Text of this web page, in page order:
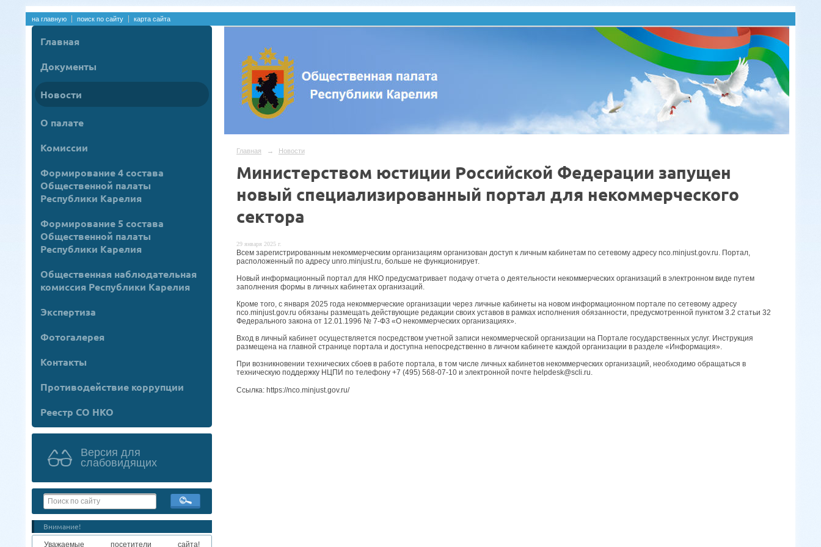
на главную поиск по сайту карта сайта
Главная
Документы
Новости
О палате
Комиссии
Формирование 4 состава
Общественной палаты
Республики Карелия
Формирование 5 состава
Общественной палаты
Республики Карелия
Общественная наблюдательная
комиссия Республики Карелия
Экспертиза
Фотогалерея
Контакты
Противодействие коррупции
Реестр СО НКО
Версия для
слабовидящих
Внимание!
Уважаемые посетители сайта!
Главная → Новости
Министерством юстиции Российской Федерации запущен
новый специализированный портал для некоммерческого
сектора
29 января 2025 г.
Всем зарегистрированным некоммерческим организациям организован доступ к личным кабинетам по сетевому адресу nco.minjust.gov.ru. Портал,
расположенный по адресу unro.minjust.ru, больше не функционирует.
Новый информационный портал для НКО предусматривает подачу отчета о деятельности некоммерческих организаций в электронном виде путем
заполнения формы в личных кабинетах организаций.
Кроме того, с января 2025 года некоммерческие организации через личные кабинеты на новом информационном портале по сетевому адресу
nco.minjust.gov.ru обязаны размещать действующие редакции своих уставов в рамках исполнения обязанности, предусмотренной пунктом 3.2 статьи 32
Федерального закона от 12.01.1996 № 7-ФЗ «О некоммерческих организациях».
Вход в личный кабинет осуществляется посредством учетной записи некоммерческой организации на Портале государственных услуг. Инструкция
размещена на главной странице портала и доступна непосредственно в личном кабинете каждой организации в разделе «Информация».
При возникновении технических сбоев в работе портала, в том числе личных кабинетов некоммерческих организаций, необходимо обращаться в
техническую поддержку НЦПИ по телефону +7 (495) 568-07-10 и электронной почте helpdesk@scli.ru.
Ссылка: https://nco.minjust.gov.ru/